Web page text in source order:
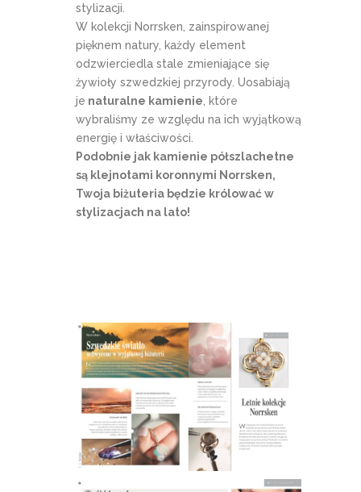
stylizacji.
W kolekcji Norrsken, zainspirowanej
pięknem natury, każdy element
odzwierciedla stale zmieniające się
żywioły szwedzkiej przyrody. Uosabiają
je naturalne kamienie , które
wybraliśmy ze względu na ich wyjątkową
energię i właściwości.
Podobnie jak kamienie półszlachetne
są klejnotami koronnymi Norrsken,
Twoja biżuteria będzie królować w
stylizacjach na lato!